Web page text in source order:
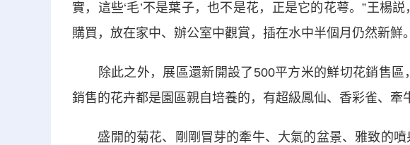
實，這些‘毛’不是葉子，也不是花，正是它的花萼。”王楊
購買，放在家中、辦公室中觀賞，插在水中半個月仍然新鮮
除此之外，展區還新開設了500平方米的鮮切花銷售區
銷售的花卉都是園區親自培養的，有超級鳳仙、香彩雀、牽
盛開的菊花、剛剛冒芽的牽牛、大氣的盆景、雅致的